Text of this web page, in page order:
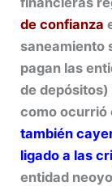
de confianza
saneamiento
pagan las
de
como ocurrió
también
ligado a las
entidad